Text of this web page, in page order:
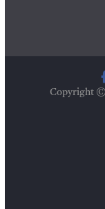
Copyright